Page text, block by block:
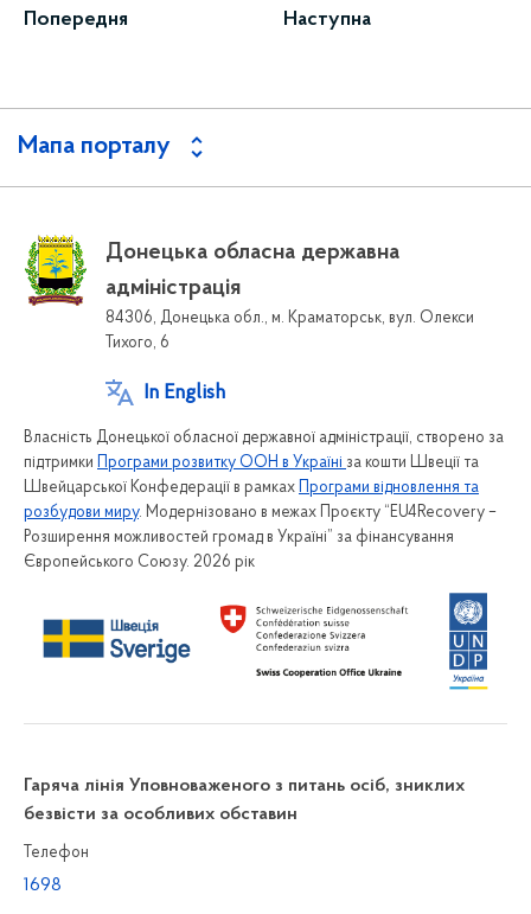
Попередня Наступна
Мапа порталу
Донецька обласна державна
адміністрація
84306, Донецька обл., м. Краматорськ, вул. Олекси
Тихого, 6
In English
Власність Донецької обласної державної адміністрації, створено за
підтримки
Програми розвитку ООН в Україні за кошти Швеції та
Швейцарської Конфедерації в рамках
Програми відновлення та
розбудови миру. Модернізовано в межах Проєкту “EU4Recovery –
Розширення можливостей громад в Україні” за фінансування
Європейського Союзу. 2026 рік
Гаряча лінія Уповноваженого з питань осіб, зниклих
безвісти за особливих обставин
Телефон
1698